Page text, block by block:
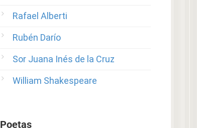
Rafael Alberti
Rubén Darío
Sor Juana Inés de la Cruz
William Shakespeare
Poetas